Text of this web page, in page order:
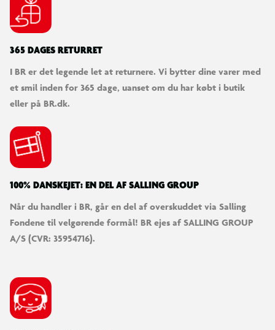
365 DAGES RETURRET
I BR er det legende let at returnere. Vi bytter dine varer med
et smil inden for 365 dage, uanset om du har købt i butik
eller på BR.dk.
100% DANSKEJET: EN DEL AF SALLING GROUP
Når du handler i BR, går en del af overskuddet via Salling
Fondene til velgørende formål! BR ejes af SALLING GROUP
A/S (CVR: 35954716).